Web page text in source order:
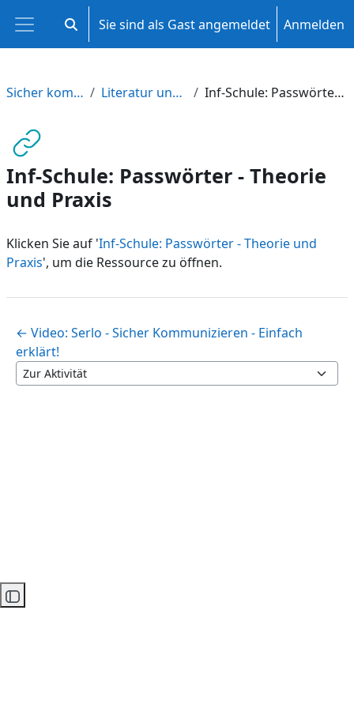
Zum Hauptinhalt
Website-Übersicht
Sucheingabe umschalten
Sie sind als Gast angemeldet Anmelden
Kursindex öffnen
Sicher kommunizieren Literatur und Anregungen Inf-Schule: Passwörter - Theorie und Praxis
Inf-Schule: Passwörter - Theorie
und Praxis
Klicken Sie auf 'Inf-Schule: Passwörter - Theorie und
Praxis', um die Ressource zu öffnen.
← Video: Serlo - Sicher Kommunizieren - Einfach
erklärt!
Zur Aktivität